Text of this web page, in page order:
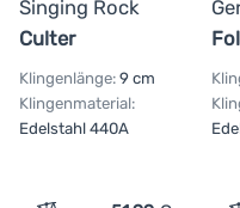
Singing Rock
Culter
Klingenlänge: 9 cm
Klingenmaterial:
Edelstahl 440A